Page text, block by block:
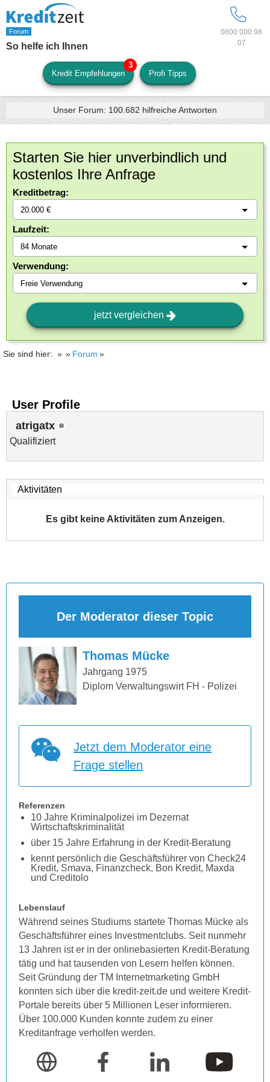
0800 000 98
07
So helfe ich Ihnen
Kredit Empfehlungen Profi Tipps
Unser Forum: 100.682 hilfreiche Antworten
Starten Sie hier unverbindlich und
kostenlos Ihre Anfrage
Kreditbetrag:
Laufzeit:
Verwendung:
jetzt vergleichen
Sie sind hier: Forum
User Profile
atrigatx
Qualifiziert
Es gibt keine Aktivitäten zum Anzeigen.
Der Moderator dieser Topic
Thomas Mücke
Jahrgang 1975
Diplom Verwaltungswirt FH - Polizei
Jetzt dem Moderator eine
Frage stellen
Referenzen
10 Jahre Kriminalpolizei im Dezernat
Wirtschaftskriminalität
über 15 Jahre Erfahrung in der Kredit-Beratung
kennt persönlich die Geschäftsführer von Check24
Kredit, Smava, Finanzcheck, Bon Kredit, Maxda
und Creditolo
Lebenslauf
Während seines Studiums startete Thomas Mücke als
Geschäftsführer eines Investmentclubs. Seit nunmehr
13 Jahren ist er in der onlinebasierten Kredit-Beratung
tätig und hat tausenden von Lesern helfen können.
Seit Gründung der TM Internetmarketing GmbH
konnten sich über die kredit-zeit.de und weitere Kredit-
Portale bereits über 5 Millionen Leser informieren.
Über 100.000 Kunden konnte zudem zu einer
Kreditanfrage verholfen werden.